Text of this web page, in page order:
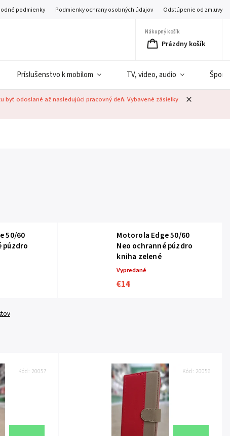
podmienky Podmienky ochrany osobných údajov Odstúpenie od zmluvy
Nákupný košík
Prázdny košík
Príslušenstvo k mobilom TV, video, audio Šport
byť odoslané až nasledujúci pracovný deň. Vybavené zásielky
50/60
púzdro
Motorola Edge 50/60
Neo ochranné púzdro
kniha zelené
Vypredané
€14
Kód: 20057 Kód: 20056